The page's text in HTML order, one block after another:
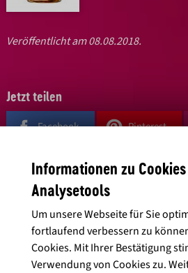
Veröffentlicht am 08.08.2018.
Jetzt teilen
Facebook Pinterest
Schreibe einen Kommentar
Deine E-Mail-Adresse wird nicht
sind mit* markiert
*
Informationen zu
Analysetools
Um unsere Webseite für Sie
fortlaufend verbessern zu
Cookies. Mit Ihrer Bestätigung
Verwendung von Cookies zu.